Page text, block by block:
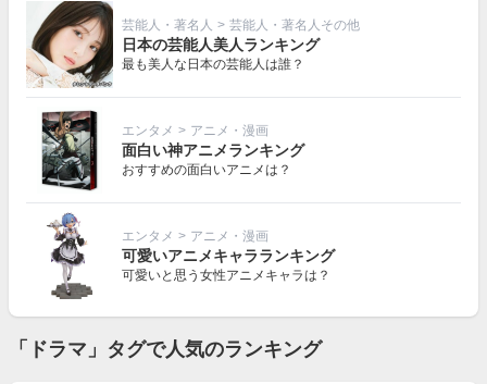
芸能人・著名人 > 芸能人・著名人その他
日本の芸能人美人ランキング
最も美人な日本の芸能人は誰？
エンタメ > アニメ・漫画
面白い神アニメランキング
おすすめの面白いアニメは？
エンタメ > アニメ・漫画
可愛いアニメキャラランキング
可愛いと思う女性アニメキャラは？
「ドラマ」タグで人気のランキング